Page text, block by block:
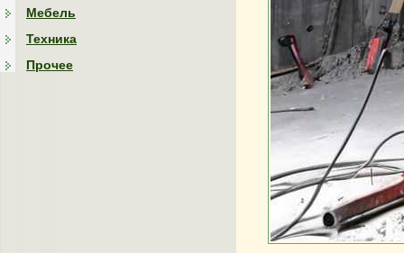
Мебель
Техника
Прочее